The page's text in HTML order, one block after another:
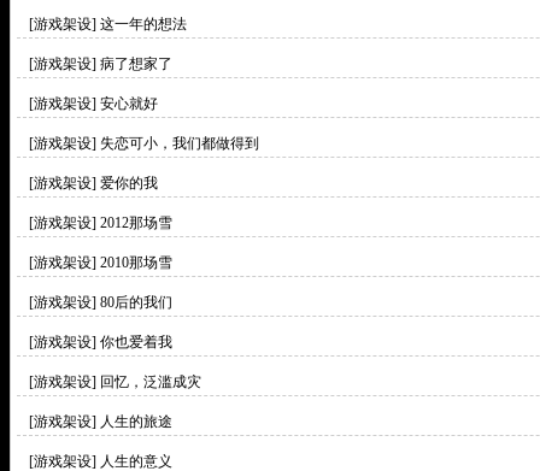
[游戏架设] 这一年的想法
[游戏架设] 病了想家了
[游戏架设] 安心就好
[游戏架设] 失恋可小，我们都做得到
[游戏架设] 爱你的我
[游戏架设] 2012那场雪
[游戏架设] 2010那场雪
[游戏架设] 80后的我们
[游戏架设] 你也爱着我
[游戏架设] 回忆，泛滥成灾
[游戏架设] 人生的旅途
[游戏架设] 人生的意义